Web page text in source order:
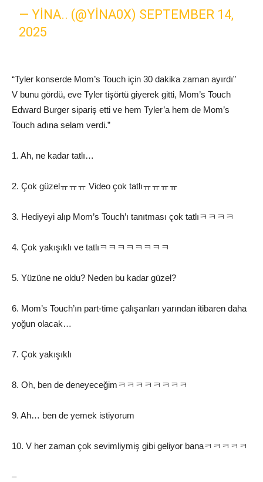
— YINA.. (@YINA0X) SEPTEMBER 14,
2025
“Tyler konserde Mom’s Touch için 30 dakika zaman ayırdı”
V bunu gördü, eve Tyler tişörtü giyerek gitti, Mom’s Touch
Edward Burger sipariş etti ve hem Tyler’a hem de Mom’s
Touch adına selam verdi.”
1. Ah, ne kadar tatlı…
2. Çok güzelㅠㅠㅠ Video çok tatlıㅠㅠㅠㅠ
3. Hediyeyi alıp Mom’s Touch’ı tanıtması çok tatlıㅋㅋㅋㅋ
4. Çok yakışıklı ve tatlıㅋㅋㅋㅋㅋㅋㅋㅋ
5. Yüzüne ne oldu? Neden bu kadar güzel?
6. Mom’s Touch’ın part-time çalışanları yarından itibaren daha
yoğun olacak…
7. Çok yakışıklı
8. Oh, ben de deneyeceğimㅋㅋㅋㅋㅋㅋㅋㅋ
9. Ah… ben de yemek istiyorum
10. V her zaman çok sevimliymiş gibi geliyor banaㅋㅋㅋㅋㅋ
–